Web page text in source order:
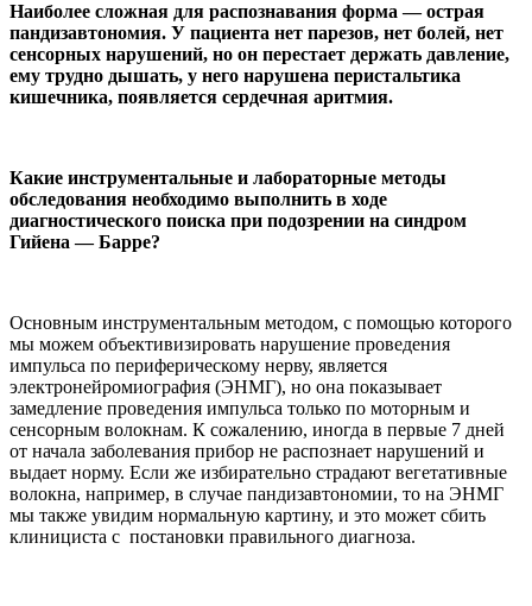
Наиболее сложная для распознавания форма — острая
пандизавтономия. У пациента нет парезов, нет болей, нет
сенсорных нарушений, но он перестает держать давление,
ему трудно дышать, у него нарушена перистальтика
кишечника, появляется сердечная аритмия.
Какие инструментальные и лабораторные методы
обследования необходимо выполнить в ходе
диагностического поиска при подозрении на синдром
Гийена — Барре?
Основным инструментальным методом, с помощью которого
мы можем объективизировать нарушение проведения
импульса по периферическому нерву, является
электронейромиография (ЭНМГ), но она показывает
замедление проведения импульса только по моторным и
сенсорным волокнам. К сожалению, иногда в первые 7 дней
от начала заболевания прибор не распознает нарушений и
выдает норму. Если же избирательно страдают вегетативные
волокна, например, в случае пандизавтономии, то на ЭНМГ
мы также увидим нормальную картину, и это может сбить
клинициста с постановки правильного диагноза.